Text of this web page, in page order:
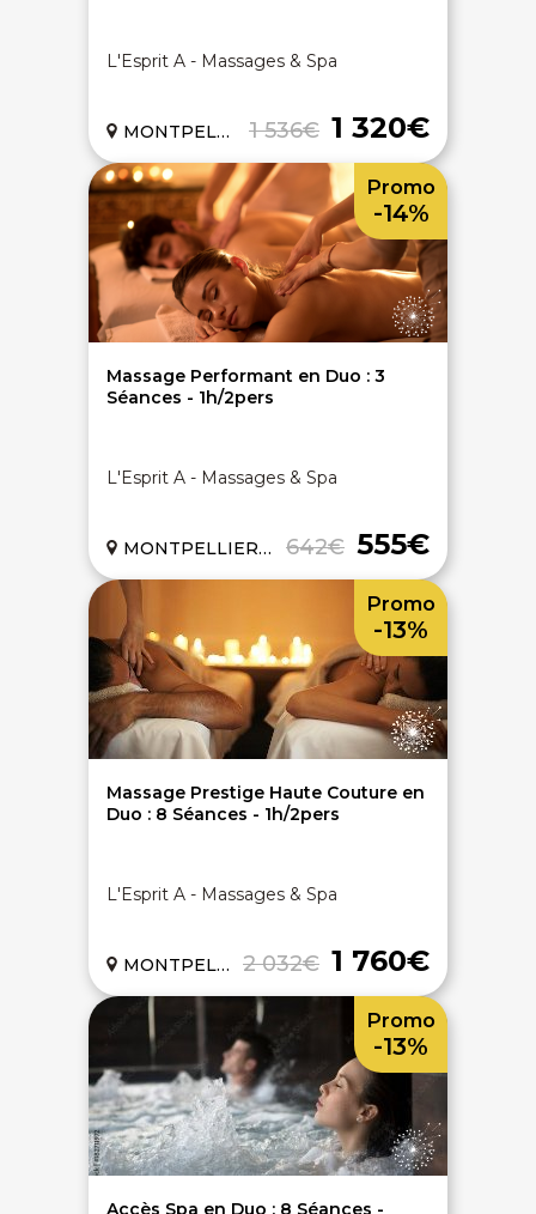
L'Esprit A - Massages & Spa
1 536€ 1 320€
MONTPELLIER (34)
Massage Performant en Duo : 3
Séances - 1h/2pers
L'Esprit A - Massages & Spa
642€ 555€
MONTPELLIER (34)
Promo
-14%
Massage Prestige Haute Couture en
Duo : 8 Séances - 1h/2pers
L'Esprit A - Massages & Spa
2 032€ 1 760€
MONTPELLIER (34)
Promo
-13%
Accès Spa en Duo : 8 Séances -
Promo
-13%